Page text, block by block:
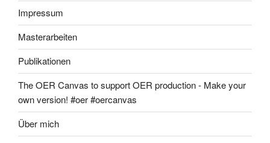
Impressum
Masterarbeiten
Publikationen
The OER Canvas to support OER production - Make your
own version! #oer #oercanvas
Über mich